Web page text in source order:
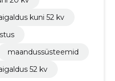
kuni 52 kv
maandussüsteemid
52 kv